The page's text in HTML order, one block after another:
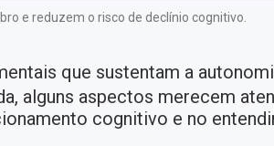
e reduzem o risco de declínio cognitivo.
que sustentam a
alguns aspectos merecem
cognitivo e no